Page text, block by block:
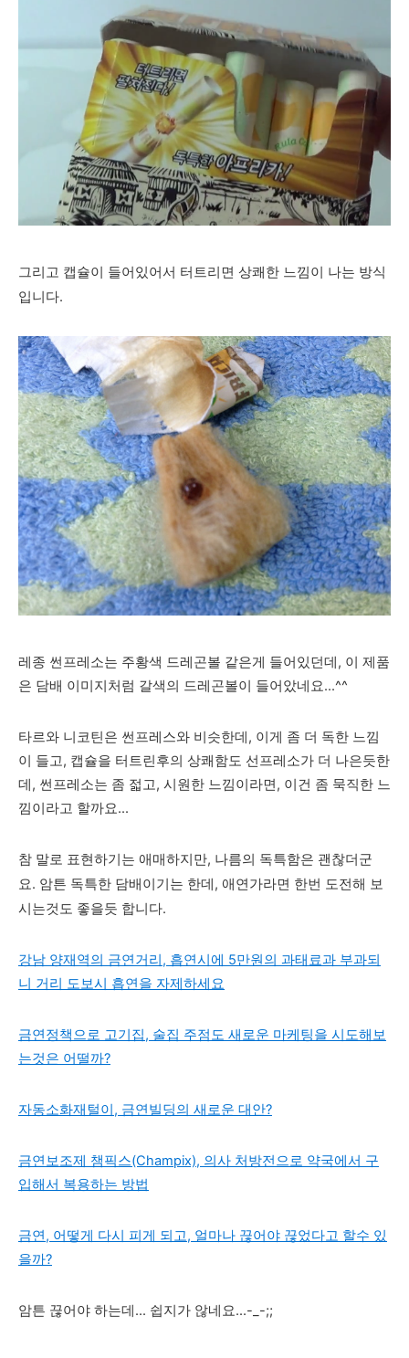
그리고 캡슐이 들어있어서 터트리면 상쾌한 느낌이 나는 방식
입니다.
레종 썬프레소는 주황색 드레곤볼 같은게 들어있던데, 이 제품
은 담배 이미지처럼 갈색의 드레곤볼이 들어았네요...^^
타르와 니코틴은 썬프레스와 비슷한데, 이게 좀 더 독한 느낌
이 들고, 캡슐을 터트린후의 상쾌함도 선프레소가 더 나은듯한
데, 썬프레소는 좀 젋고, 시원한 느낌이라면, 이건 좀 묵직한 느
낌이라고 할까요...
참 말로 표현하기는 애매하지만, 나름의 독특함은 괜찮더군
요. 암튼 독특한 담배이기는 한데, 애연가라면 한번 도전해 보
시는것도 좋을듯 합니다.
강남 양재역의 금연거리, 흡연시에 5만원의 과태료과 부과되
니 거리 도보시 흡연을 자제하세요
금연정책으로 고기집, 술집 주점도 새로운 마케팅을 시도해보
는것은 어떨까?
자동소화재털이, 금연빌딩의 새로운 대안?
금연보조제 챔픽스(Champix), 의사 처방전으로 약국에서 구
입해서 복용하는 방법
금연, 어떻게 다시 피게 되고, 얼마나 끊어야 끊었다고 할수 있
을까?
암튼 끊어야 하는데... 쉽지가 않네요...-_-;;